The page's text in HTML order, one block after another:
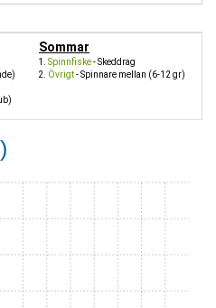
Sommar
Spinnfiske- Skeddrag
Övrigt- Spinnare mellan (6-12 gr)